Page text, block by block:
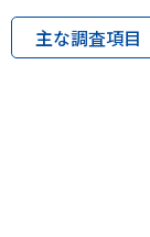
主な調査項目